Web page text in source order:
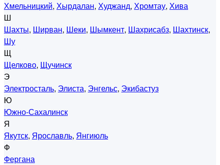
Хмельницкий, Хырдалан, Худжанд, Хромтау, Хива
Ш
Шахты, Ширван, Шеки, Шымкент, Шахрисабз, Шахтинск,
Шу
Щ
Щелково, Щучинск
Э
Электросталь, Элиста, Энгельс, Экибастуз
Ю
Южно-Сахалинск
Я
Якутск, Ярославль, Янгиюль
Ф
Фергана